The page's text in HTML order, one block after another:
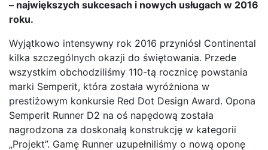
– największych sukcesach i nowych usługach w 2016
roku.
Wyjątkowo intensywny rok 2016 przyniósł Continental
kilka szczególnych okazji do świętowania. Przede
wszystkim obchodziliśmy 110-tą rocznicę powstania
marki Semperit, która została wyróżniona w
prestiżowym konkursie Red Dot Design Award. Opona
Semperit Runner D2 na oś napędową została
nagrodzona za doskonałą konstrukcję w kategorii
„Projekt”. Gamę Runner uzupełniliśmy o nową oponę